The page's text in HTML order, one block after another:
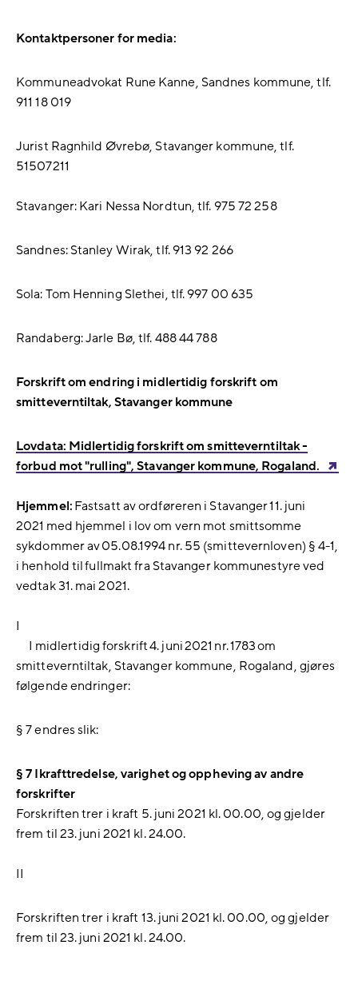
Kontaktpersoner for media:
Kommuneadvokat Rune Kanne, Sandnes kommune, tlf.
911 18 019
Jurist Ragnhild Øvrebø, Stavanger kommune, tlf.
51507211
Stavanger: Kari Nessa Nordtun, tlf. 975 72 258
Sandnes: Stanley Wirak, tlf. 913 92 266
Sola: Tom Henning Slethei, tlf. 997 00 635
Randaberg: Jarle Bø, tlf. 488 44 788
Forskrift om endring i midlertidig forskrift om
smitteverntiltak, Stavanger kommune
Lovdata: Midlertidig forskrift om smitteverntiltak -
forbud mot "rulling", Stavanger kommune, Rogaland.
Hjemmel: Fastsatt av ordføreren i Stavanger 11. juni
2021 med hjemmel i lov om vern mot smittsomme
sykdommer av 05.08.1994 nr. 55 (smittevernloven) § 4-1,
i henhold til fullmakt fra Stavanger kommunestyre ved
vedtak 31. mai 2021.
I
I midlertidig forskrift 4. juni 2021 nr. 1783 om
smitteverntiltak, Stavanger kommune, Rogaland, gjøres
følgende endringer:
§ 7 endres slik:
§ 7 Ikrafttredelse, varighet og oppheving av andre
forskrifter
Forskriften trer i kraft 5. juni 2021 kl. 00.00, og gjelder
frem til 23. juni 2021 kl. 24.00.
II
Forskriften trer i kraft 13. juni 2021 kl. 00.00, og gjelder
frem til 23. juni 2021 kl. 24.00.